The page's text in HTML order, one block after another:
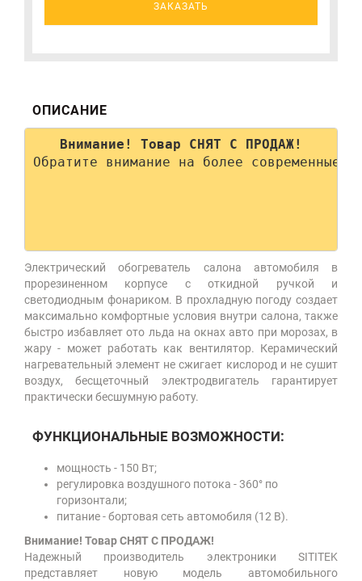
ЗАКАЗАТЬ
ОПИСАНИЕ
Внимание! Товар СНЯТ С ПРОДАЖ!
Обратите внимание на более современные
Электрический обогреватель салона автомобиля в
прорезиненном корпусе с откидной ручкой и
светодиодным фонариком. В прохладную погоду создает
максимально комфортные условия внутри салона, также
быстро избавляет ото льда на окнах авто при морозах, в
жару - может работать как вентилятор. Керамический
нагревательный элемент не сжигает кислород и не сушит
воздух, бесщеточный электродвигатель гарантирует
практически бесшумную работу.
ФУНКЦИОНАЛЬНЫЕ ВОЗМОЖНОСТИ:
мощность - 150 Вт;
регулировка воздушного потока - 360° по
горизонтали;
питание - бортовая сеть автомобиля (12 В).
Внимание! Товар СНЯТ С ПРОДАЖ!
Надежный производитель электроники SITITEK
представляет новую модель автомобильного